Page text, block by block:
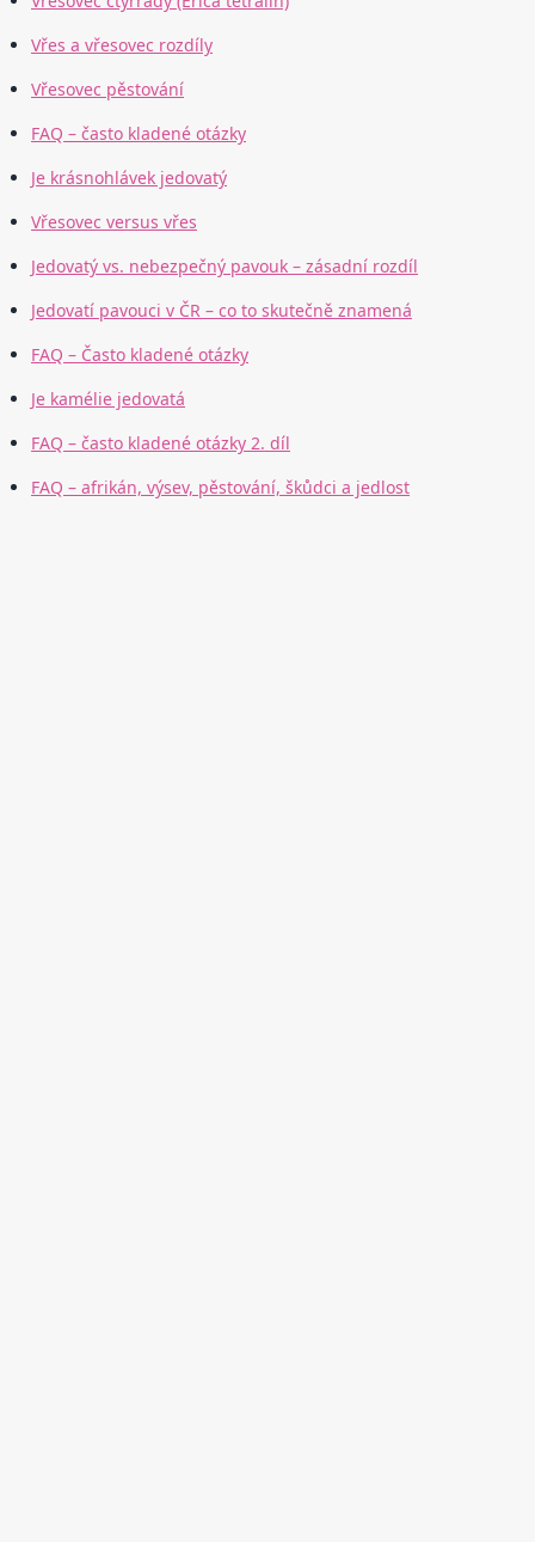
Vřes a vřesovec rozdíly
Vřesovec pěstování
FAQ – často kladené otázky
Je krásnohlávek jedovatý
Vřesovec versus vřes
Jedovatý vs. nebezpečný pavouk – zásadní rozdíl
Jedovatí pavouci v ČR – co to skutečně znamená
FAQ – Často kladené otázky
Je kamélie jedovatá
FAQ – často kladené otázky 2. díl
FAQ – afrikán, výsev, pěstování, škůdci a jedlost